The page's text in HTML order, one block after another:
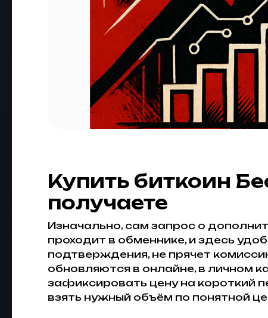
Купить биткоин
получаете
Изначально, сам запрос о
проходит в обменнике, и здесь
подтверждения, не прячет
обновляются в онлайне, в личном
зафиксировать цену на короткий
взять нужный объём по понятной